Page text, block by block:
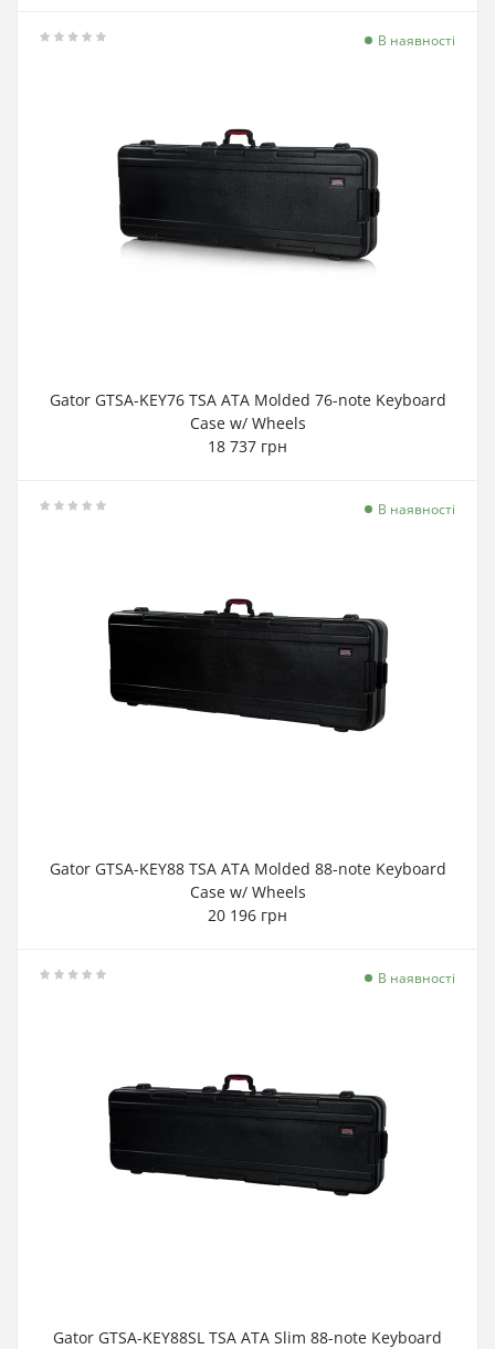
В наявності
Gator GTSA-KEY76 TSA ATA Molded 76-note Keyboard
Case w/ Wheels
18 737 грн
В наявності
Gator GTSA-KEY88 TSA ATA Molded 88-note Keyboard
Case w/ Wheels
20 196 грн
В наявності
Gator GTSA-KEY88SL TSA ATA Slim 88-note Keyboard